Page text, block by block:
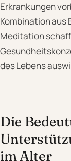
Erkrankungen
Kombination aus
Meditation
des Lebens
Die
im Alter